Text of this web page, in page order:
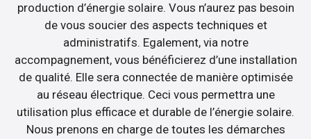
production d’énergie solaire. Vous n’aurez pas besoin
de vous soucier des aspects techniques et
administratifs. Egalement, via notre
accompagnement, vous bénéficierez d’une installation
de qualité. Elle sera connectée de manière optimisée
au réseau électrique. Ceci vous permettra une
utilisation plus efficace et durable de l’énergie solaire.
Nous prenons en charge de toutes les démarches